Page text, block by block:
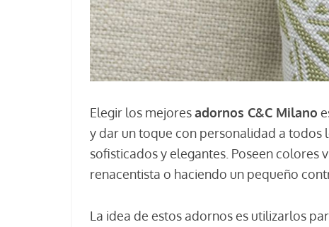
Elegir los mejoresadornos C&C Milano
y dar un toque con personalidad a todos
sofisticados y elegantes. Poseen colores
renacentista o haciendo un pequeño
La idea de estos adornos es utilizarlos